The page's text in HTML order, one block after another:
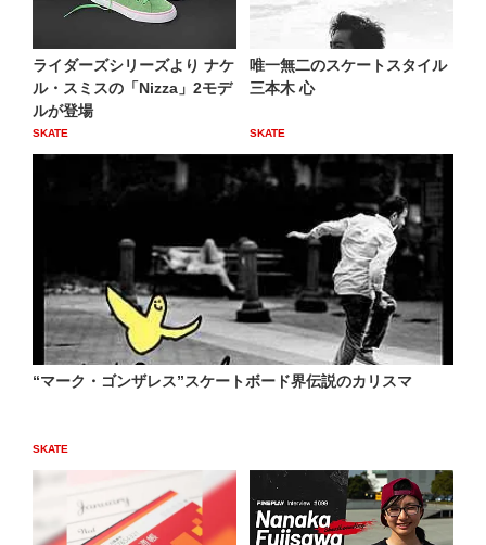
ライダーズシリーズより ナケ
ル・スミスの「Nizza」2モデ
ルが登場
SKATE
唯一無二のスケートスタイル
三本木 心
SKATE
“マーク・ゴンザレス”スケートボード界伝説のカリスマ
SKATE